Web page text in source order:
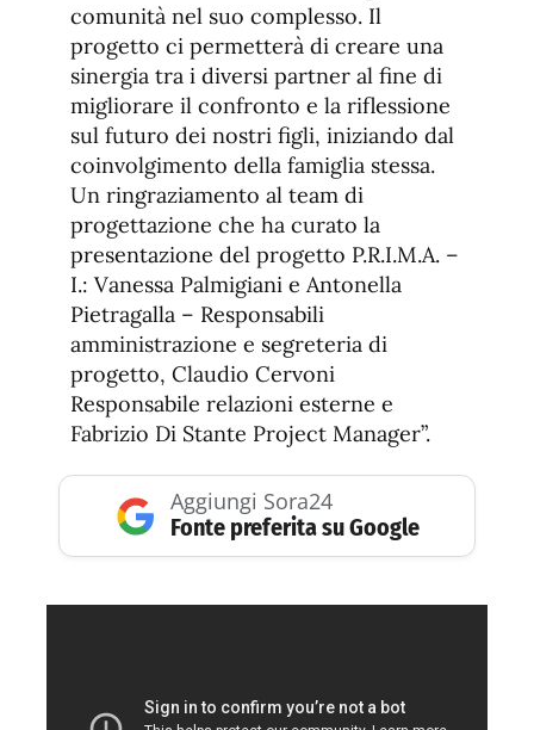
comunità nel suo complesso. Il
progetto ci permetterà di creare una
sinergia tra i diversi partner al fine di
migliorare il confronto e la riflessione
sul futuro dei nostri figli, iniziando dal
coinvolgimento della famiglia stessa.
Un ringraziamento al team di
progettazione che ha curato la
presentazione del progetto P.R.I.M.A. –
I.: Vanessa Palmigiani e Antonella
Pietragalla – Responsabili
amministrazione e segreteria di
progetto, Claudio Cervoni
Responsabile relazioni esterne e
Fabrizio Di Stante Project Manager”.
Aggiungi Sora24
Fonte preferita su Google